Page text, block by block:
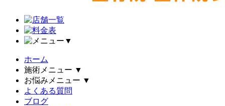
▼
ホーム
施術メニュー ▼
お悩みメニュー ▼
よくある質問
ブログ